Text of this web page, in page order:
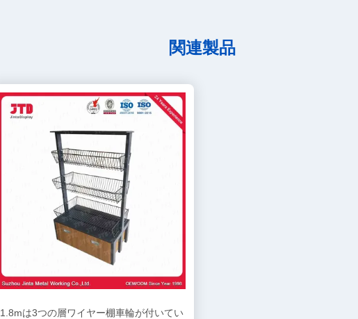
関連製品
1.8mは3つの層ワイヤー棚車輪が付いてい